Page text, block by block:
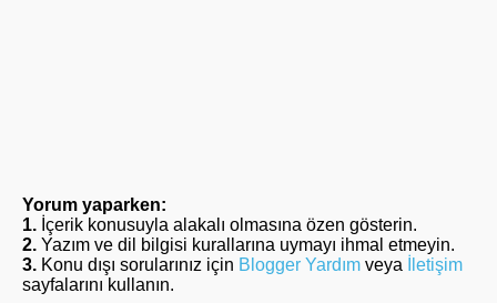
Yorum yaparken:
1. İçerik konusuyla alakalı olmasına özen gösterin.
2. Yazım ve dil bilgisi kurallarına uymayı ihmal etmeyin.
3. Konu dışı sorularınız için Blogger Yardım veya
İletişim
sayfalarını kullanın.